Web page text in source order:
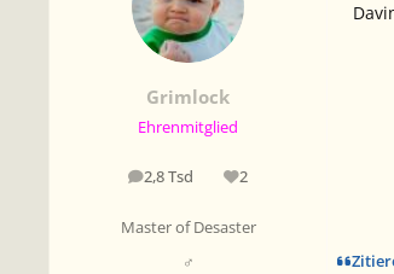
Grimlock
Ehrenmitglied
2,8 Tsd
Beiträge 2
Reputation
Master of Desaster
♂